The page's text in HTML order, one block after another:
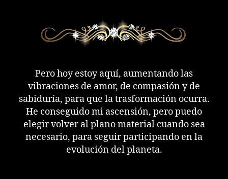
Pero hoy estoy aquí, aumentando las
vibraciones de amor, de compasión y de
sabiduría, para que la trasformación ocurra.
He conseguido mi ascensión, pero puedo
elegir volver al plano material cuando sea
necesario, para seguir participando en la
evolución del planeta.